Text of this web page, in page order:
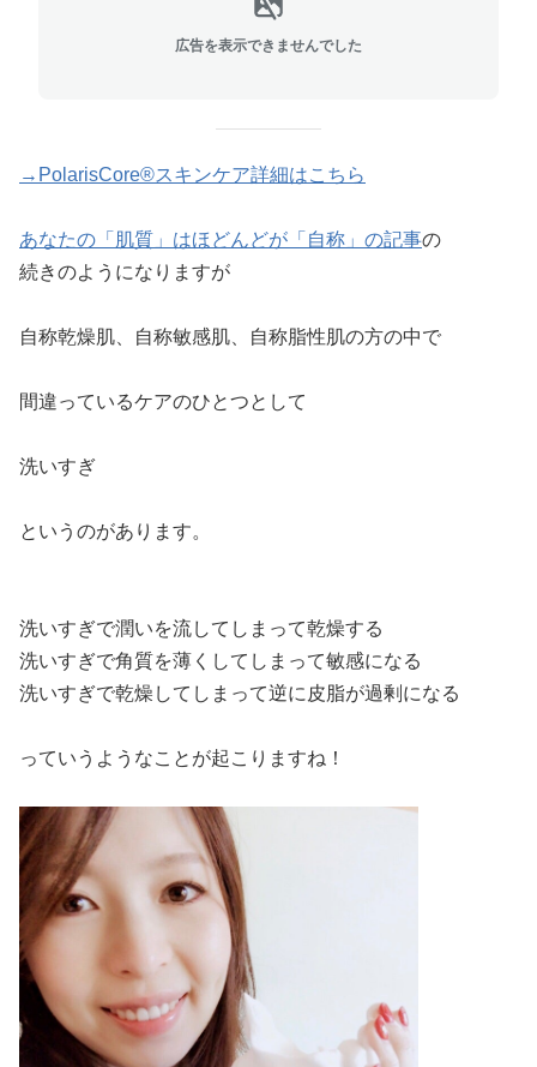
広告を表示できませんでした
→PolarisCore®スキンケア詳細はこちら
あなたの「肌質」はほどんどが「自称」の記事の
続きのようになりますが
自称乾燥肌、自称敏感肌、自称脂性肌の方の中で
間違っているケアのひとつとして
洗いすぎ
というのがあります。
洗いすぎで潤いを流してしまって乾燥する
洗いすぎで角質を薄くしてしまって敏感になる
洗いすぎで乾燥してしまって逆に皮脂が過剰になる
っていうようなことが起こりますね！